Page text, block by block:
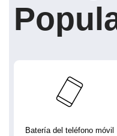
Batería del teléfono móvil